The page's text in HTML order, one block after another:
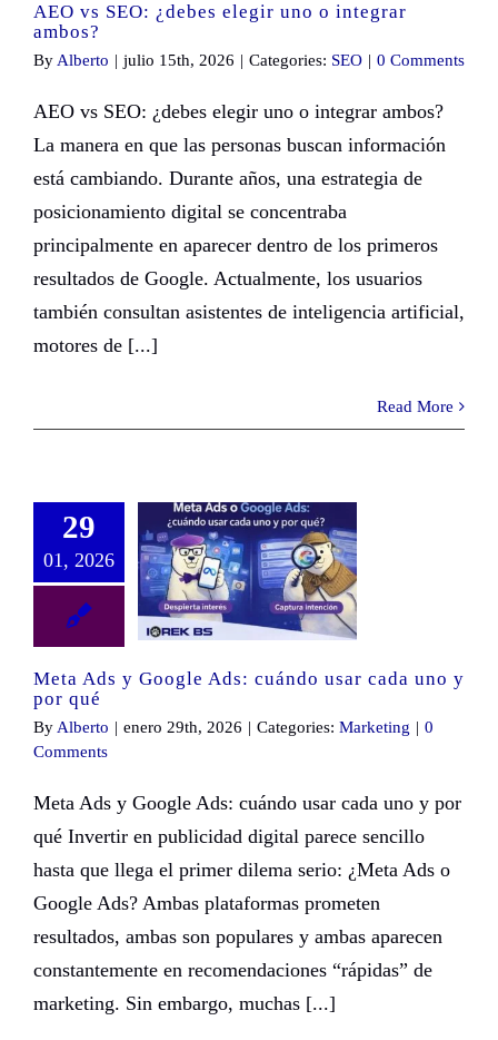
AEO vs SEO: ¿debes elegir uno o integrar
ambos?
By Alberto | julio 15th, 2026 | Categories: SEO | 0 Comments
AEO vs SEO: ¿debes elegir uno o integrar ambos?
La manera en que las personas buscan información
está cambiando. Durante años, una estrategia de
posicionamiento digital se concentraba
principalmente en aparecer dentro de los primeros
resultados de Google. Actualmente, los usuarios
también consultan asistentes de inteligencia artificial,
motores de [...]
Read More
29
01, 2026
Meta Ads y Google Ads: cuándo usar cada uno y
por qué
By Alberto | enero 29th, 2026 | Categories: Marketing | 0
Comments
Meta Ads y Google Ads: cuándo usar cada uno y por
qué Invertir en publicidad digital parece sencillo
hasta que llega el primer dilema serio: ¿Meta Ads o
Google Ads? Ambas plataformas prometen
resultados, ambas son populares y ambas aparecen
constantemente en recomendaciones “rápidas” de
marketing. Sin embargo, muchas [...]